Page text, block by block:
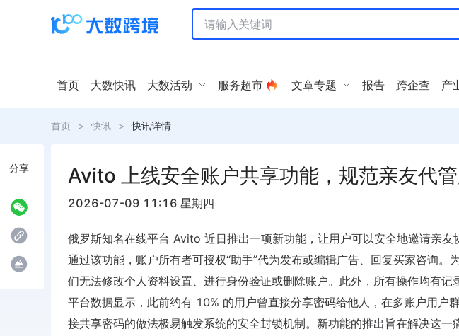
首页 大数快讯 大数活动 服务超市 文章专题 报告 跨企查 产
首页 > 快讯 > 快讯详情
分享 Avito 上线安全账户共享功能，规范亲友代
2026-07-09 11:16 星期四
俄罗斯知名在线平台 Avito 近日推出一项新功能，让用户可以安全地邀请亲友
通过该功能，账户所有者可授权“助手”代为发布或编辑广告、回复买家咨询。
们无法修改个人资料设置、进行身份验证或删除账户。此外，所有操作均有记
平台数据显示，此前约有 10% 的用户曾直接分享密码给他人，在多账户用户
接共享密码的做法极易触发系统的安全封锁机制。新功能的推出旨在解决这一